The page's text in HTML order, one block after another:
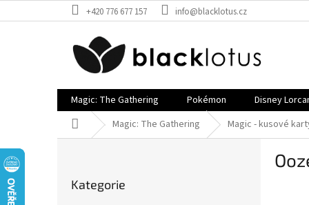
na
+420 776 677 157 info@blacklotus.cz
Magic: The Gathering Pokémon Disney
Domů Magic: The Gathering Magic - kusové
kategorie
Kategorie